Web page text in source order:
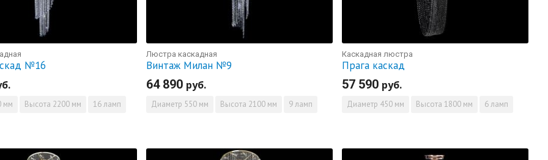
№16
мм Высота 2200 мм 16 ламп
Люстра каскадная
Винтаж Милан №9
64 890 руб.
Диаметр 550 мм Высота 2100 мм 9 ламп
Каскадная люстра
Прага каскад
57 590 руб.
Диаметр 450 мм Высота 1800 мм 6 ламп